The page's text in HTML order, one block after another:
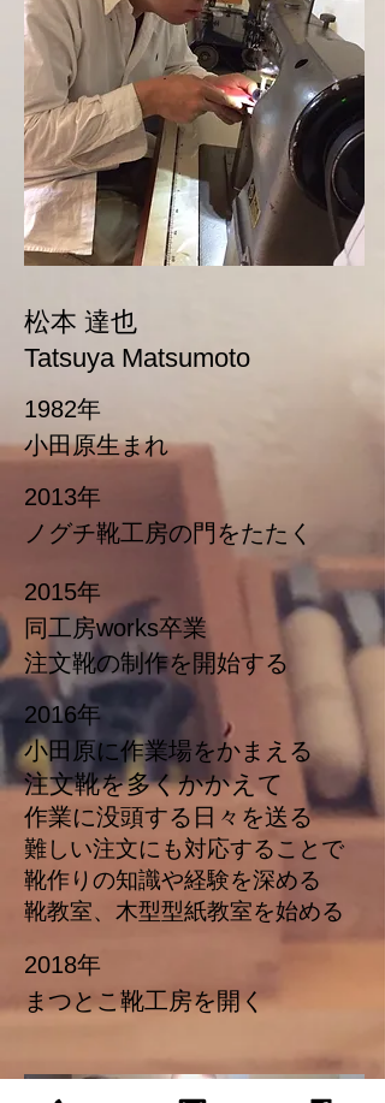
松本 達也
Tatsuya Matsumoto
1982年
​小田原生まれ
2013年
ノグチ靴工房の門をたたく
2015年
同工房works卒業
注文靴の制作を開始する
​2016年
小田原に作業場をかまえる
注文靴を多くかかえて
作業に没頭する日々を送る
難しい注文にも対応することで
靴作りの知識や経験を深める
靴教室、木型型紙教室を始める
2018年
まつとこ靴工房を開く